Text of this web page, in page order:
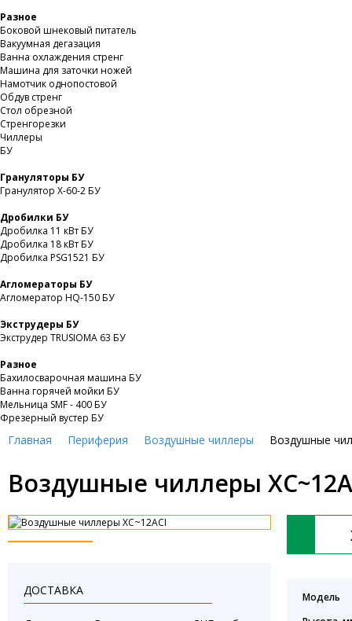
Разное
Боковой шнековый питатель
Вакуумная дегазация
Ванна охлаждения стренг
Машина для заточки ножей
Намотчик однопостовой
Обдув стренг
Стол обрезной
Стренгорезки
Чиллеры
БУ
Грануляторы БУ
Гранулятор X-60-2 БУ
Дробилки БУ
Дробилка 11 кВт БУ
Дробилка 18 кВт БУ
Дробилка PSG1521 БУ
Агломераторы БУ
Агломератор HQ-150 БУ
Экструдеры БУ
Экструдер TRUSIOMA 63 БУ
Разное
Бахилосварочная машина БУ
Ванна горячей мойки БУ
Мельница SMF - 400 БУ
Фрезерный вустер БУ
Главная Периферия Воздушные чиллеры Воздушные
Воздушные чиллеры
ДОСТАВКА
Модель